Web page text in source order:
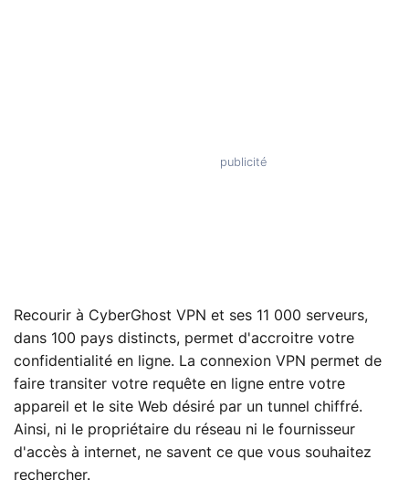
Recourir à CyberGhost VPN et ses 11 000 serveurs,
dans 100 pays distincts, permet d'accroitre votre
confidentialité en ligne. La connexion VPN permet de
faire transiter votre requête en ligne entre votre
appareil et le site Web désiré par un tunnel chiffré.
Ainsi, ni le propriétaire du réseau ni le fournisseur
d'accès à internet, ne savent ce que vous souhaitez
rechercher.